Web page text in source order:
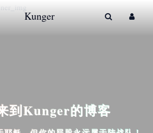
Kunger
到Kunger的博客